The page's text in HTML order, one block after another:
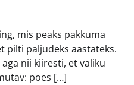
mis peaks pakkuma
pilti paljudeks aastateks.
nii kiiresti, et valiku
poes […]